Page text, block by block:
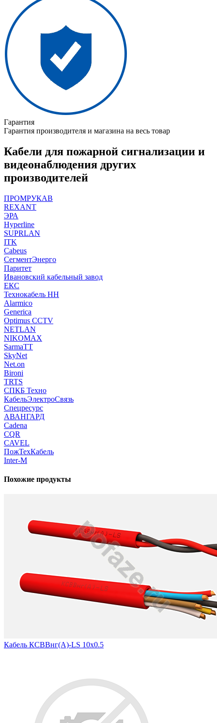
Гарантия
Гарантия производителя и магазина на весь товар
Кабели для пожарной сигнализации и
видеонаблюдения других
производителей
ПРОМРУКАВ
REXANT
ЭРА
Hyperline
SUPRLAN
ITK
Cabeus
СегментЭнерго
Паритет
Ивановский кабельный завод
ЕКС
Технокабель НН
Alarmico
Generica
Optimus CCTV
NETLAN
NIKOMAX
SarmaTT
SkyNet
Net.on
Bironi
TRTS
СПКБ Техно
КабельЭлектроСвязь
Спецресурс
АВАНГАРД
Cadena
CQR
CAVEL
ПожТехКабель
Inter-M
Похожие продукты
Кабель КСВВнг(А)-LS 10х0.5